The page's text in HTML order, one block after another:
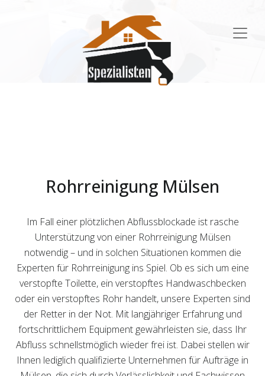
Rohrreinigung Mülsen
Im Fall einer plötzlichen Abflussblockade ist rasche
Unterstützung von einer Rohrreinigung Mülsen
notwendig – und in solchen Situationen kommen die
Experten für Rohrreinigung ins Spiel. Ob es sich um eine
verstopfte Toilette, ein verstopftes Handwaschbecken
oder ein verstopftes Rohr handelt, unsere Experten sind
der Retter in der Not. Mit langjähriger Erfahrung und
fortschrittlichem Equipment gewährleisten sie, dass Ihr
Abfluss schnellstmöglich wieder frei ist. Dabei stellen wir
Ihnen lediglich qualifizierte Unternehmen für Aufträge in